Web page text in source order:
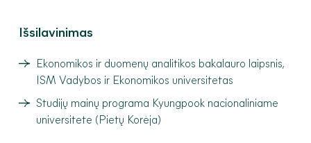
Išsilavinimas
Ekonomikos ir duomenų analitikos bakalauro laipsnis,
ISM Vadybos ir Ekonomikos universitetas
Studijų mainų programa Kyungpook nacionaliniame
universitete (Pietų Korėja)